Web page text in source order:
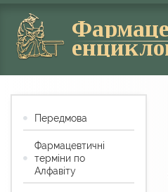
Передмова
Фармацевтичні
терміни по
Алфавіту